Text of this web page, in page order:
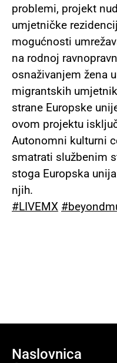
problemi, projekt
umjetničke
mogućnosti
na rodnoj
osnaživanjem žena
migrantskih
strane Europske
ovom projektu
Autonomni kulturni
smatrati službenim
stoga Europska
njih.
#LIVEMX
Naslovnica